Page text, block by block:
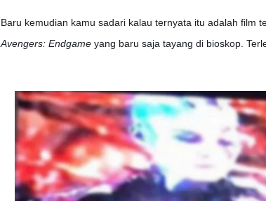
Baru kemudian kamu sadari kalau ternyata itu adalah film
Avengers: Endgameyang baru saja tayang di bioskop.